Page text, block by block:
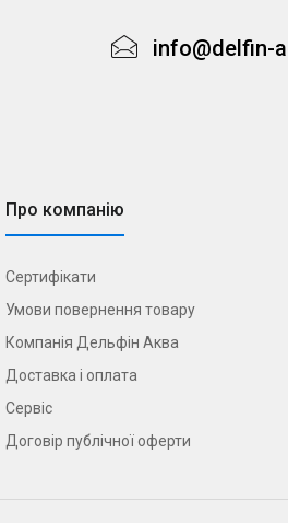
info@delfin-
Про компанію
Сертифікати
Умови повернення товару
Компанія Дельфін Аква
Доставка і оплата
Сервіс
Договір публічної оферти